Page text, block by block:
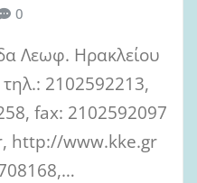
0
Λεωφ. Ηρακλείου
2102592213,
fax: 2102592097
http://www.kke.gr